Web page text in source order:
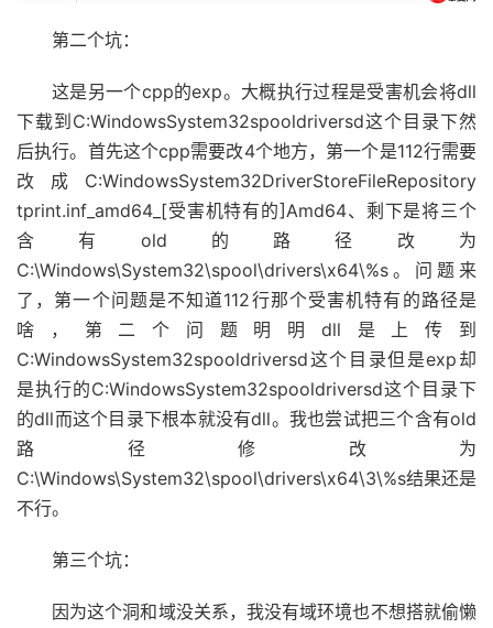
第二个坑：
这是另一个cpp的exp。大概执行过程是受害机会将dll
下载到C:WindowsSystem32spooldriversd这个目录下然
后执行。首先这个cpp需要改4个地方，第一个是112行需要
改成C:WindowsSystem32DriverStoreFileRepository
tprint.inf_amd64_[受害机特有的]Amd64、剩下是将三个
含有old的路径改为
C:\Windows\System32\spool\drivers\x64\%s。问题来
了，第一个问题是不知道112行那个受害机特有的路径是
啥，第二个问题明明dll是上传到
C:WindowsSystem32spooldriversd这个目录但是exp却
是执行的C:WindowsSystem32spooldriversd这个目录下
的dll而这个目录下根本就没有dll。我也尝试把三个含有old
路径修改为
C:\Windows\System32\spool\drivers\x64\3\%s结果还是
不行。
第三个坑：
因为这个洞和域没关系，我没有域环境也不想搭就偷懒